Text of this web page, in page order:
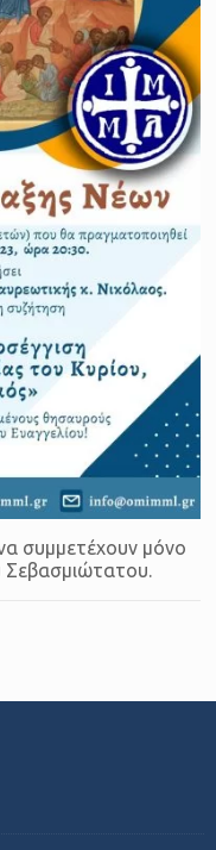
συμμετέχουν μόνο
Σεβασμιώτατου.